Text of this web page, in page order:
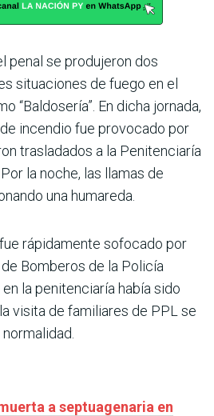
penal se produjeron dos
situaciones de fuego en el
“Baldosería”. En dicha jornada,
incendio fue provocado por
trasladados a la Penitenciaría
la noche, las llamas de
una humareda.
rápidamente sofocado por
Bomberos de la Policía
la penitenciaría había sido
visita de familiares de PPL se
a septuagenaria en